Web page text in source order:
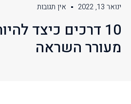
ינואר 13, 2022 אין תגובות
10 דרכים כיצד
מעורר השראה